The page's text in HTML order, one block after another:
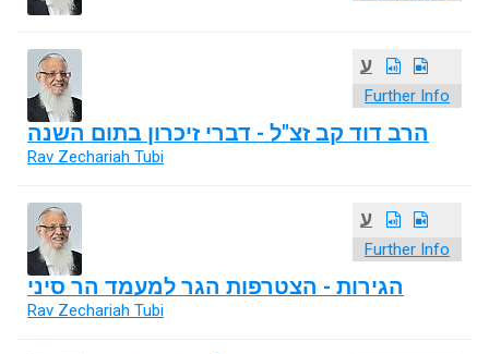
ע
Further Info
הרב דוד קב זצ"ל - דברי זיכרון בתום השנה
Rav Zechariah Tubi
ע
Further Info
הגירות - הצטרפות הגר למעמד הר סיני
Rav Zechariah Tubi